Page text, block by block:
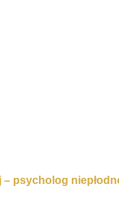
psycholog